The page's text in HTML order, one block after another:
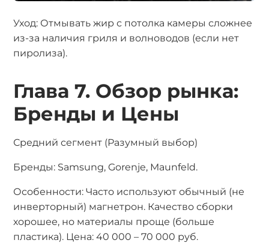
Уход: Отмывать жир с потолка камеры сложнее
из-за наличия гриля и волноводов (если нет
пиролиза).
Глава 7. Обзор рынка:
Бренды и Цены
Средний сегмент (Разумный выбор)
Бренды: Samsung, Gorenje, Maunfeld.
Особенности: Часто используют обычный (не
инверторный) магнетрон. Качество сборки
хорошее, но материалы проще (больше
пластика). Цена: 40 000 – 70 000 руб.